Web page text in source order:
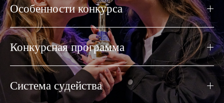
Особенности конкурса
Конкурсная программа
Система судейства